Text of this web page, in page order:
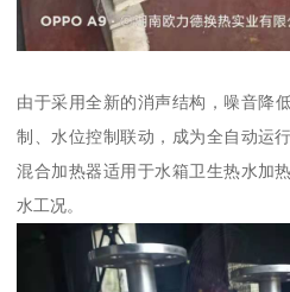
由于采用全新的消声结构，噪音降
制、水位控制联动，成为全自动运
混合加热器适用于水箱卫生热水加
水工况。